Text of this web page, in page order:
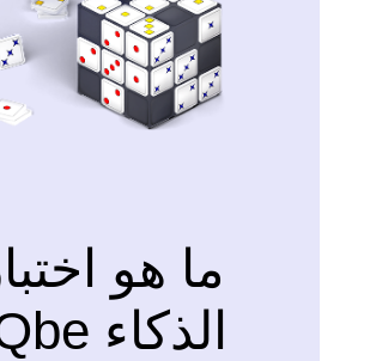
ما هو اختبار
الذكاء IQbe